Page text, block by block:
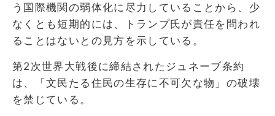
う国際機関の弱体化に尽力していることから、少
なくとも短期的には、トランプ氏が責任を問われ
ることはないとの見方を示している。
第2次世界大戦後に締結されたジュネーブ条約
は、「文民たる住民の生存に不可欠な物」の破壊
を禁じている。